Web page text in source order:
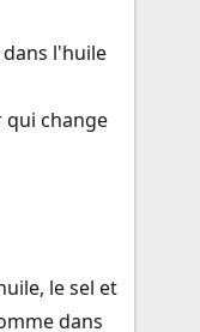
l'huile
qui change
le sel et
dans